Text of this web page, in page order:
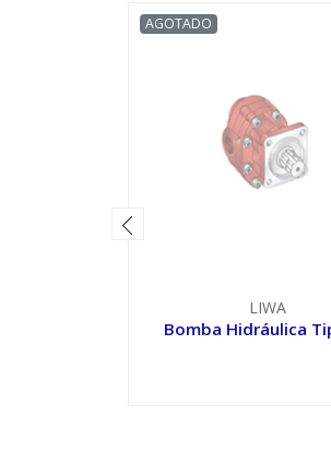
AGOTADO
LIWA
Bomba Hidráulica